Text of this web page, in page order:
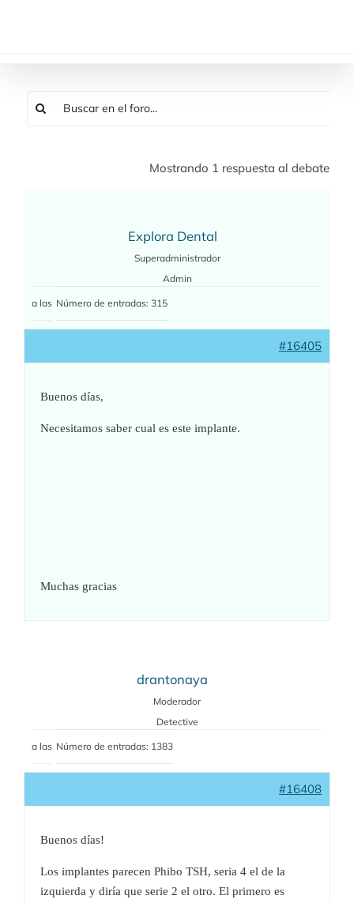
Mostrando 1 respuesta al debate
Explora Dental
Superadministrador
Admin
a las Número de entradas: 315
#16405
Buenos días,
Necesitamos saber cual es este implante.
Muchas gracias
drantonaya
Moderador
Detective
a las Número de entradas: 1383
#16408
Buenos días!
Los implantes parecen Phibo TSH, seria 4 el de la
izquierda y diría que serie 2 el otro. El primero es